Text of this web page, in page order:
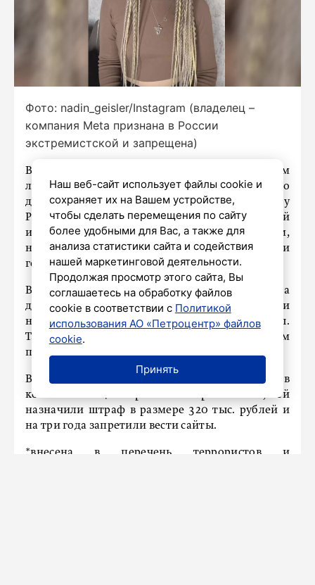
Фото: nadin_geisler/Instagram (владелец –
компания Meta признана в России
экстремистской и запрещена)
Второй окружной суд приговорил к 22 годам
лишения свободы волонтёра женского
движения «Армия красоток» Надежду
Россинскую*. Её обвинили в государственной
измене и в публичных призывах к действиям,
направленным против безопасности
государства. Об этом сообщает78.ru.
Выяснилось, что девушка постояно собирала
деньги под видом гуманитарной помощи и
направляла их Вооруженным силам Украины.
Также она призывала граждан к действиям
против безопасности РФ.
В результате ей назначили 22 года тюрьмы в
колонии общего режима. Кроме того, ей
назначили штраф в размере 320 тыс. рублей и
на три года запретили вести сайты.
*внесена в перечень террористов и
Наш веб-сайт использует файлы cookie и
сохраняет их на Вашем устройстве,
чтобы сделать перемещения по сайту
более удобными для Вас, а также для
анализа статистики сайта и содействия
нашей маркетинговой деятельности.
Продолжая просмотр этого сайта, Вы
соглашаетесь на обработку файлов
cookie в соответствии с Политикой
использования АО «Петроцентр» файлов
cookie.
Принять